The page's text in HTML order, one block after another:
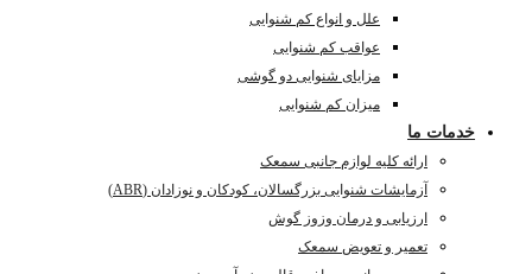
علل و انواع کم شنوایی
عواقب کم شنوایی
مزایای شنوایی دو گوشی
میزان کم شنوایی
خدمات ما
ارائه کلیه لوازم جانبی سمعک
آزمایشات شنوایی بزرگسالان، کودکان و نوزادان (ABR)
ارزیابی و درمان وزوز گوش
تعمیر و تعویض سمعک